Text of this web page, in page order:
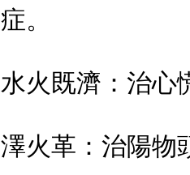
症。
水火既濟：治心
澤火革：治陽物